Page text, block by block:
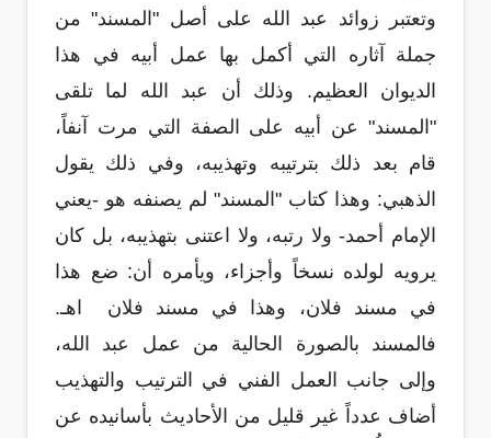
وتعتبر زوائد عبد الله على أصل "المسند" من
جملة آثاره التي أكمل بها عمل أبيه في هذا
الديوان العظيم. وذلك أن عبد الله لما تلقى
"المسند" عن أبيه على الصفة التي مرت آنفاً،
قام بعد ذلك بترتيبه وتهذيبه، وفي ذلك يقول
الذهبي: وهذا كتاب "المسند" لم يصنفه هو -يعني
الإمام أحمد- ولا رتبه، ولا اعتنى بتهذيبه، بل كان
يرويه لولده نسخاً وأجزاء، ويأمره أن: ضع هذا
في مسند فلان، وهذا في مسند فلان اهـ.
فالمسند بالصورة الحالية من عمل عبد الله،
وإلى جانب العمل الفني في الترتيب والتهذيب
أضاف عدداً غير قليل من الأحاديث بأسانيده عن